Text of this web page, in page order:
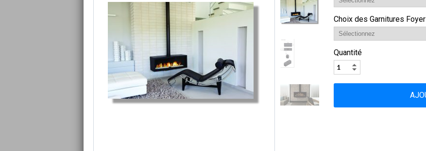
Choix des Garnitures Foyer
Quantité